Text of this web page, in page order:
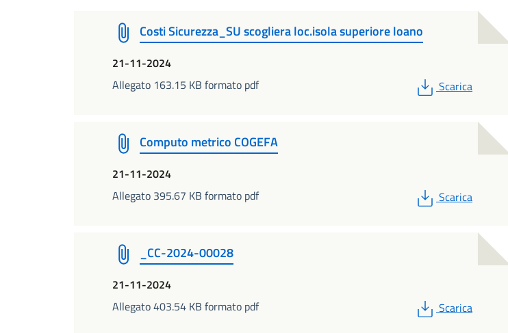
Costi Sicurezza_SU scogliera loc.isola superiore loano
21-11-2024
Allegato 163.15 KB formato pdf
PDF
Scarica
Computo metrico COGEFA
21-11-2024
Allegato 395.67 KB formato pdf
PDF
Scarica
_CC-2024-00028
21-11-2024
Allegato 403.54 KB formato pdf
PDF
Scarica